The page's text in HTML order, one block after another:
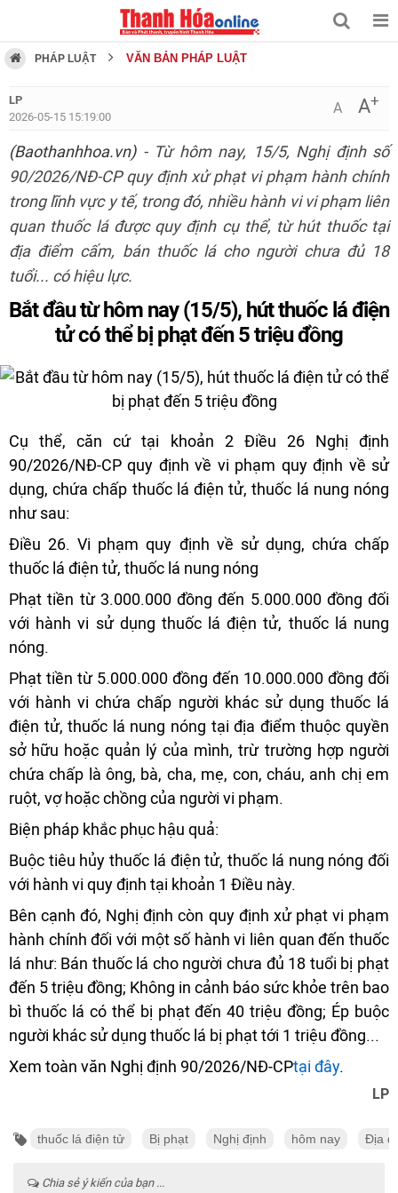
PHÁP LUẬT VĂN BẢN PHÁP LUẬT
LP
2026-05-15 15:19:00
A A+
(Baothanhhoa.vn)- Từ hôm nay, 15/5, Nghị định số
90/2026/NĐ-CP quy định xử phạt vi phạm hành chính
trong lĩnh vực y tế, trong đó, nhiều hành vi vi phạm liên
quan thuốc lá được quy định cụ thể, từ hút thuốc tại
địa điểm cấm, bán thuốc lá cho người chưa đủ 18
tuổi... có hiệu lực.
Bắt đầu từ hôm nay (15/5), hút thuốc lá điện
tử có thể bị phạt đến 5 triệu đồng
Cụ thể, căn cứ tại khoản 2 Điều 26 Nghị định
90/2026/NĐ-CP quy định về vi phạm quy định về sử
dụng, chứa chấp thuốc lá điện tử, thuốc lá nung nóng
như sau:
Điều 26. Vi phạm quy định về sử dụng, chứa chấp
thuốc lá điện tử, thuốc lá nung nóng
Phạt tiền từ 3.000.000 đồng đến 5.000.000 đồng đối
với hành vi sử dụng thuốc lá điện tử, thuốc lá nung
nóng.
Phạt tiền từ 5.000.000 đồng đến 10.000.000 đồng đối
với hành vi chứa chấp người khác sử dụng thuốc lá
điện tử, thuốc lá nung nóng tại địa điểm thuộc quyền
sở hữu hoặc quản lý của mình, trừ trường hợp người
chứa chấp là ông, bà, cha, mẹ, con, cháu, anh chị em
ruột, vợ hoặc chồng của người vi phạm.
Biện pháp khắc phục hậu quả:
Buộc tiêu hủy thuốc lá điện tử, thuốc lá nung nóng đối
với hành vi quy định tại khoản 1 Điều này.
Bên cạnh đó, Nghị định còn quy định xử phạt vi phạm
hành chính đối với một số hành vi liên quan đến thuốc
lá như: Bán thuốc lá cho người chưa đủ 18 tuổi bị phạt
đến 5 triệu đồng; Không in cảnh báo sức khỏe trên bao
bì thuốc lá có thể bị phạt đến 40 triệu đồng; Ép buộc
người khác sử dụng thuốc lá bị phạt tới 1 triệu đồng...
Xem toàn văn Nghị định 90/2026/NĐ-CPtại đây.
LP
thuốc lá điện tử Bị phạt Nghị định hôm nay Địa
Chia sẻ ý kiến của bạn ...